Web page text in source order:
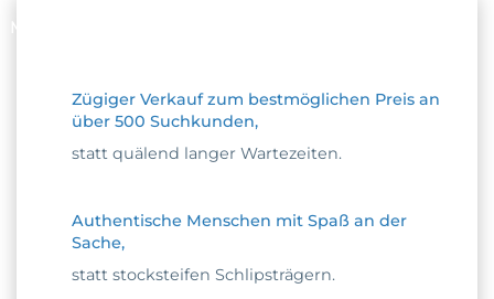
MACHT’S MIT UNS SPASS
Zügiger Verkauf zum bestmöglichen Preis an
über 500 Suchkunden,
statt quälend langer Wartezeiten.
Authentische Menschen mit Spaß an der
Sache,
statt stocksteifen Schlipsträgern.